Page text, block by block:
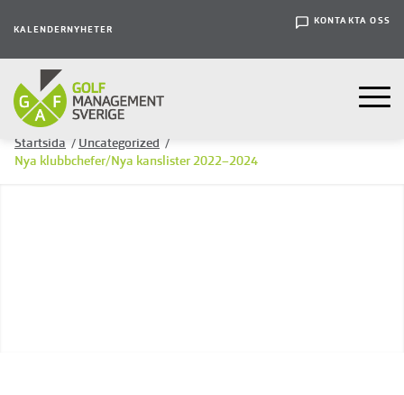
KALENDER NYHETER
KONTAKTA OSS
Startsida / Uncategorized /
Nya klubbchefer/Nya kanslister 2022–2024